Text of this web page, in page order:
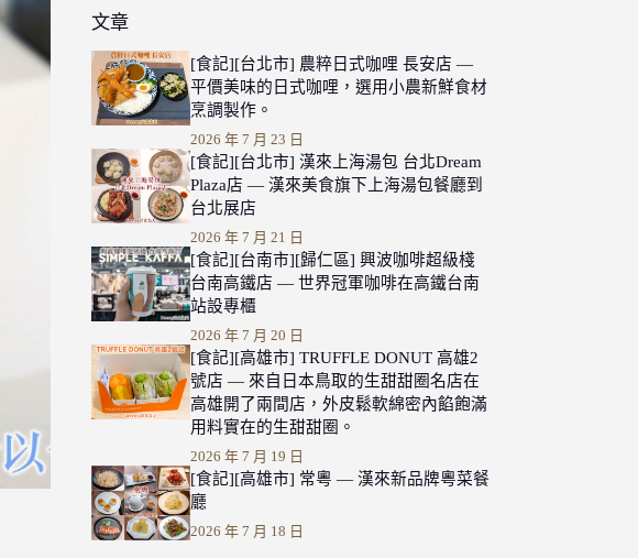
文章
[食記][台北市] 農粹日式咖哩 長安店 —
平價美味的日式咖哩，選用小農新鮮食材
烹調製作。
2026 年 7 月 23 日
[食記][台北市] 漢來上海湯包 台北Dream
Plaza店 — 漢來美食旗下上海湯包餐廳到
台北展店
2026 年 7 月 21 日
[食記][台南市][歸仁區] 興波咖啡超級棧
台南高鐵店 — 世界冠軍咖啡在高鐵台南
站設專櫃
2026 年 7 月 20 日
[食記][高雄市] TRUFFLE DONUT 高雄2
號店 — 來自日本鳥取的生甜甜圈名店在
高雄開了兩間店，外皮鬆軟綿密內餡飽滿
用料實在的生甜甜圈。
2026 年 7 月 19 日
[食記][高雄市] 常粵 — 漢來新品牌粵菜餐
廳
2026 年 7 月 18 日